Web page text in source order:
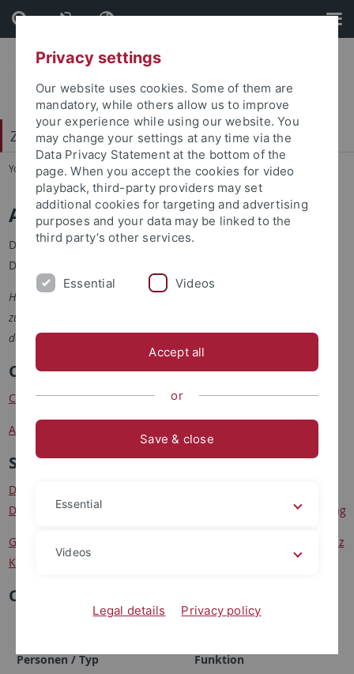
Skip
to
content
Skip
to
footer
Zentrum für Datenverarbeitung (ZDV)
You are here: Startseite ... Anträge
Anträge
Die Beantragung dieser Dienstleistungen erfolgt ohne
Deckblatt.
Hinweis: Bei Problemen beim Öffnen der Pdf Dateien sollte diese
zunächst heruntergeladen werden. Die heruntergeladene Datei
dann mit dem Adobe Reader öffnen.
Campus IT Customer Services
Client-Management für User
Arbeitsgruppenlaufwerk
Spezielle Login-ID Anträge
Doktoranden-Account und E-Mail-Adresse für exmatrikulierte
Doktoranden der Universität Tübingen ohne Anstellungsvertrag
Gäste-Login-ID und E-Mail-Adresse für Studierende des Leibniz
Kollegs
Chipkarten-Neuanträge
Personen / Typ Funktion
Privacy settings
Our website uses cookies. Some of them are
mandatory, while others allow us to improve
your experience while using our website. You
may change your settings at any time via the
Data Privacy Statement at the bottom of the
page. When you accept the cookies for video
playback, third-party providers may set
additional cookies for targeting and advertising
purposes and your data may be linked to the
third party’s other services.
Essential Videos
Accept all
or
Save & close
Essential
Videos
Legal details Privacy policy